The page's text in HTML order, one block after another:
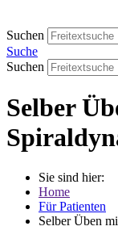
Suchen
Suche
Suchen
Selber
Sie sind hier:
Home
Für Patienten
Selber Üben